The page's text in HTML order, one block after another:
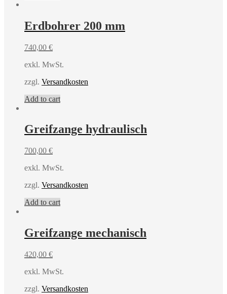
Erdbohrer 200 mm
740,00 €
exkl. MwSt.
zzgl. Versandkosten
Add to cart
Greifzange hydraulisch
700,00 €
exkl. MwSt.
zzgl. Versandkosten
Add to cart
Greifzange mechanisch
420,00 €
exkl. MwSt.
zzgl. Versandkosten